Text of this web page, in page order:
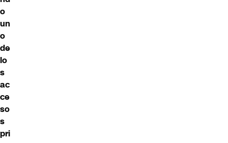
o
un
o
de
lo
s
ac
ce
so
s
pri